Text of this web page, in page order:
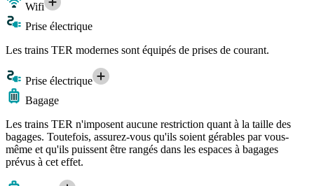
Wifi
Prise électrique
Les trains TER modernes sont équipés de prises de courant.
Prise électrique
Bagage
Les trains TER n'imposent aucune restriction quant à la taille des
bagages. Toutefois, assurez-vous qu'ils soient gérables par vous-
même et qu'ils puissent être rangés dans les espaces à bagages
prévus à cet effet.